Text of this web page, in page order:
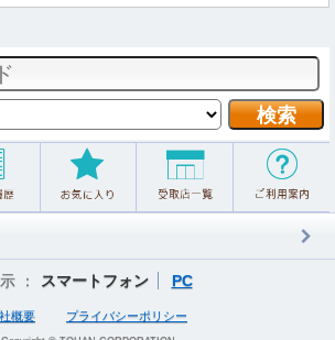
： スマートフォン PC
概要 プライバシーポリシー